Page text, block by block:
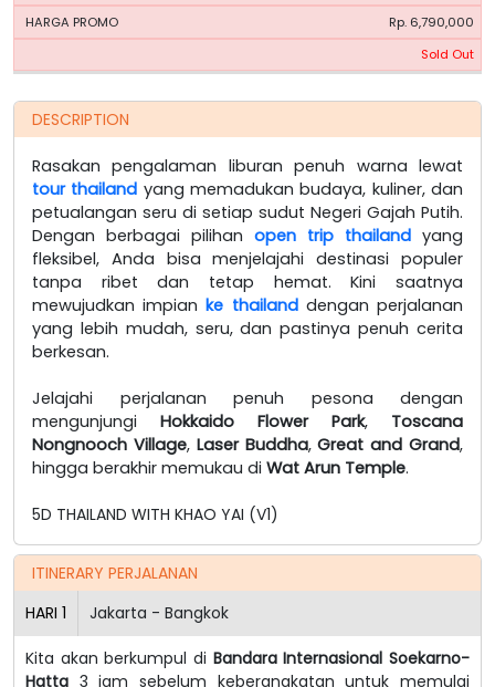
Rp. 6,790,000
Sold Out
DESCRIPTION
Rasakan pengalaman liburan penuh warna lewat
tour thailand yang memadukan budaya, kuliner, dan
petualangan seru di setiap sudut Negeri Gajah Putih.
Dengan berbagai pilihan open trip thailand yang
fleksibel, Anda bisa menjelajahi destinasi populer
tanpa ribet dan tetap hemat. Kini saatnya
mewujudkan impianke thailanddengan perjalanan
yang lebih mudah, seru, dan pastinya penuh cerita
berkesan.
Jelajahi perjalanan penuh pesona dengan
mengunjungi Hokkaido Flower Park, Toscana
Nongnooch Village, Laser Buddha,Great and Grand,
hingga berakhir memukau di Wat Arun Temple.
5D THAILAND WITH KHAO YAI (V1)
ITINERARY PERJALANAN
HARI 1 Jakarta - Bangkok
Kita akan berkumpul di Bandara Internasional Soekarno-
Hatta 3 jam sebelum keberangkatan untuk memulai